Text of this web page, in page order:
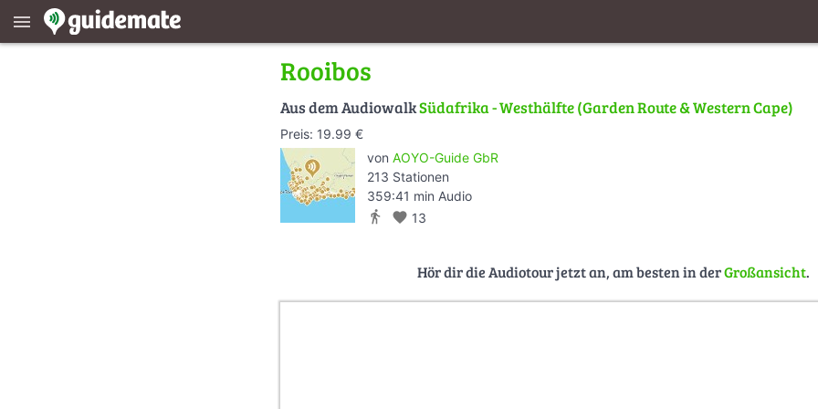
menu
Rooibos
Aus dem AudiowalkSüdafrika - Westhälfte (Garden Route & Western Cape)
Preis: 19.99 €
von AOYO-Guide GbR
213 Stationen
359:41 min Audio
directions_walk favorite 13
Hör dir die Audiotour jetzt an, am besten in derGroßansicht.